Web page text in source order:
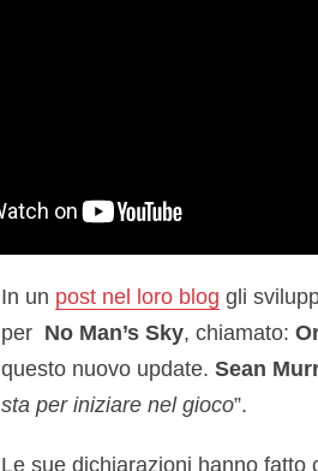
In un post nel loro blog gli
per No Man’s Sky, chiamato:
questo nuovo update. Sean
sta per iniziare nel gioco”.
Le sue dichiarazioni hanno fatto